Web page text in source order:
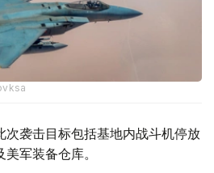
次袭击目标包括基地内战斗机停放
军装备仓库。